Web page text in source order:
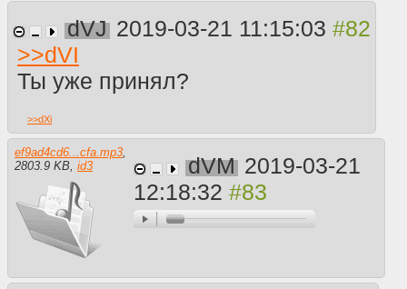
dVJ 2019-03-21 11:15:03
>>dVI
Ты уже принял?
>>dXi
ef9ad4cd6...cfa.mp3
2803.9 KB id3 dVM 2019-03-21
12:18:32